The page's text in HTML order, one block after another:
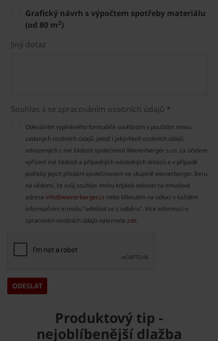
Grafický návrh s výpočtem spotřeby materiálu
(od 80 m2)
Jiný dotaz
Souhlas s se zpracováním osobních údajů *
Odesláním vyplněného formuláře souhlasím s použitím mnou
zadaných osobních údajů, jakož i jakýchkoli osobních údajů
odvozených z mé žádosti společností Wienerberger s.r.o. za účelem
vyřízení mé žádosti a případných následných dotazů a v případě
potřeby jejich předání společnostem ve skupině wienerberger. Beru
na vědomí, že svůj souhlas mohu kdykoli odvolat na emailové
adrese info@wienerberger.cz nebo kliknutím na odkaz v každém
informačním e-mailu "odhlásit se z odběru". Více informací o
zpracování osobních údajů naleznete zde.
Produktový tip -
nejoblíbenější dlažba